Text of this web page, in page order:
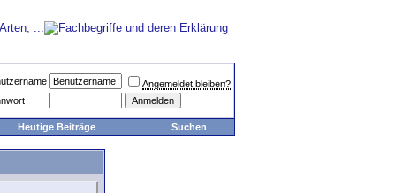
Angemeldet bleiben?
Heutige Beiträge Suchen